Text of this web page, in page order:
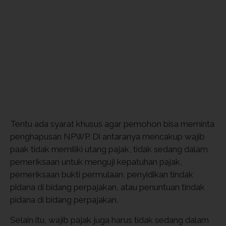
Tentu ada syarat khusus agar pemohon bisa meminta
penghapusan NPWP. Di antaranya mencakup wajib
paak tidak memiliki utang pajak, tidak sedang dalam
pemeriksaan untuk menguji kepatuhan pajak,
pemeriksaan bukti permulaan, penyidikan tindak
pidana di bidang perpajakan, atau penuntuan tindak
pidana di bidang perpajakan.
Selain itu, wajib pajak juga harus tidak sedang dalam